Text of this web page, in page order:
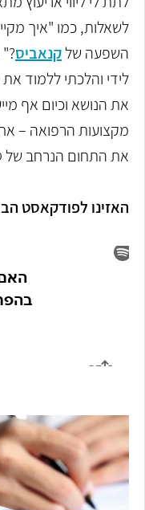
לשאלות, כמו "איך
השפעה שלקנאביס
לידי והלכתי ללמוד
את הנושא וכיום אף
מקצועות הרפואה –
את התחום הנרחב של
האזינו לפודקאסט